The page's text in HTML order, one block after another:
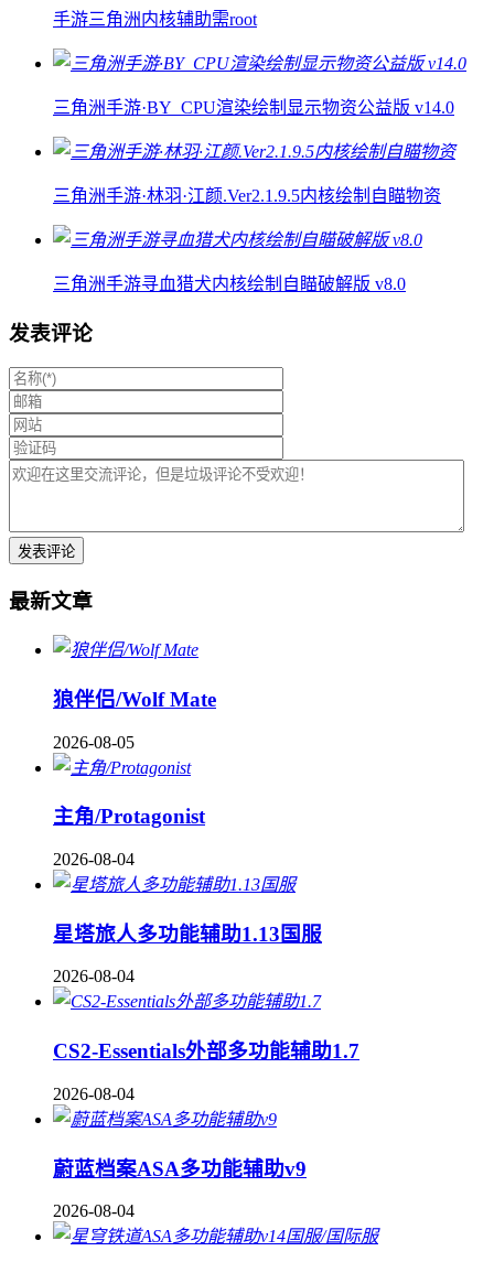
手游三角洲内核辅助需root
三角洲手游·BY_CPU渲染绘制显示物资公益版 v14.0
三角洲手游·林羽·江颜.Ver2.1.9.5内核绘制自瞄物资
三角洲手游寻血猎犬内核绘制自瞄破解版 v8.0
发表评论
最新文章
狼伴侣/Wolf Mate
2026-08-05
主角/Protagonist
2026-08-04
星塔旅人多功能辅助1.13国服
2026-08-04
CS2-Essentials外部多功能辅助1.7
2026-08-04
蔚蓝档案ASA多功能辅助v9
2026-08-04